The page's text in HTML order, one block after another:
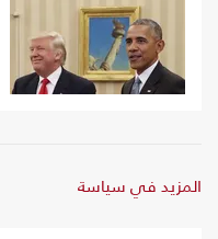
المزيد في سياسة